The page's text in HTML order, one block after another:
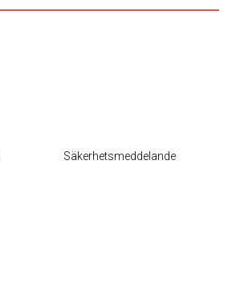
Säkerhetsmeddelande